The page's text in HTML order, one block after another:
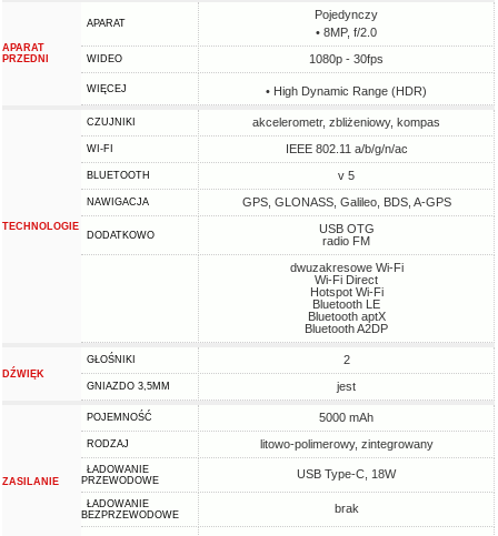
APARAT
PRZEDNI
APARAT
Pojedynczy
• 8MP, f/2.0
WIDEO 1080p - 30fps
WIĘCEJ • High Dynamic Range (HDR)
TECHNOLOGIE
CZUJNIKI akcelerometr, zbliżeniowy, kompas
WI-FI IEEE 802.11 a/b/g/n/ac
BLUETOOTH v 5
NAWIGACJA GPS, GLONASS, Galileo, BDS, A-GPS
DODATKOWO
USB OTG
radio FM
dwuzakresowe Wi-Fi
Wi-Fi Direct
Hotspot Wi-Fi
Bluetooth LE
Bluetooth aptX
Bluetooth A2DP
DŹWIĘK
GŁOŚNIKI 2
GNIAZDO 3,5MM jest
ZASILANIE
POJEMNOŚĆ 5000 mAh
RODZAJ litowo-polimerowy, zintegrowany
ŁADOWANIE
PRZEWODOWE
USB Type-C, 18W
ŁADOWANIE
BEZPRZEWODOWE
brak